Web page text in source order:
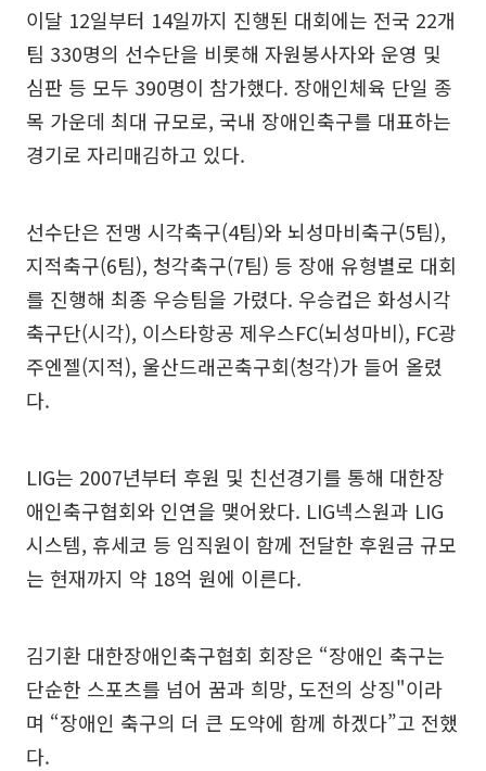
이달 12일부터 14일까지 진행된 대회에는 전국 22개
팀 330명의 선수단을 비롯해 자원봉사자와 운영 및
심판 등 모두 390명이 참가했다. 장애인체육 단일 종
목 가운데 최대 규모로, 국내 장애인축구를 대표하는
경기로 자리매김하고 있다.
선수단은 전맹 시각축구(4팀)와 뇌성마비축구(5팀),
지적축구(6팀), 청각축구(7팀) 등 장애 유형별로 대회
를 진행해 최종 우승팀을 가렸다. 우승컵은 화성시각
축구단(시각), 이스타항공 제우스FC(뇌성마비), FC광
주엔젤(지적), 울산드래곤축구회(청각)가 들어 올렸
다.
LIG는 2007년부터 후원 및 친선경기를 통해 대한장
애인축구협회와 인연을 맺어왔다. LIG넥스원과 LIG
시스템, 휴세코 등 임직원이 함께 전달한 후원금 규모
는 현재까지 약 18억 원에 이른다.
김기환 대한장애인축구협회 회장은 “장애인 축구는
단순한 스포츠를 넘어 꿈과 희망, 도전의 상징"이라
며 “장애인 축구의 더 큰 도약에 함께 하겠다”고 전했
다.